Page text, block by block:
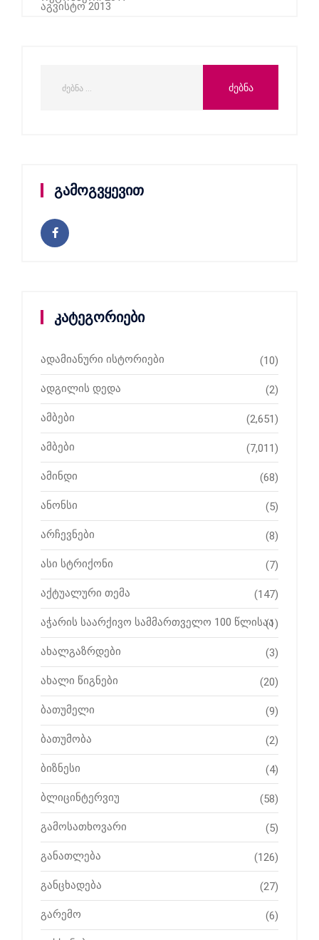
აგვისტო 2013
გამოგვყევით
კატეგორიები
ადამიანური ისტორიები (10)
ადგილის დედა (2)
ამბები (2,651)
ამბები (7,011)
ამინდი (68)
ანონსი (5)
არჩევნები (8)
ასი სტრიქონი (7)
აქტუალური თემა (147)
აჭარის საარქივო სამმართველო 100 წლისაა
(1)
ახალგაზრდები (3)
ახალი წიგნები (20)
ბათუმელი (9)
ბათუმობა (2)
ბიზნესი (4)
ბლიცინტერვიუ (58)
გამოსათხოვარი (5)
განათლება (126)
განცხადება (27)
გარემო (6)